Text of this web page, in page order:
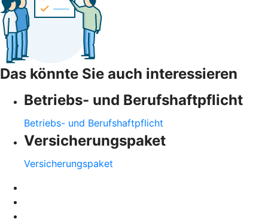
Das könnte Sie auch interessieren
Betriebs- und Berufshaftpflicht
Betriebs- und Berufshaftpflicht
Versicherungspaket
Versicherungspaket